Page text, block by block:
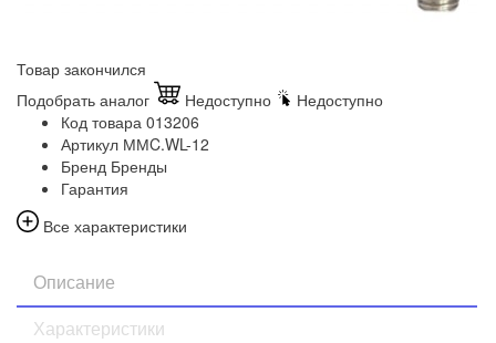
Товар закончился
Подобрать аналог
Недоступно
Недоступно
Код товара 013206
Артикул ММC.WL-12
Бренд Бренды
Гарантия
Все характеристики
Описание
Характеристики